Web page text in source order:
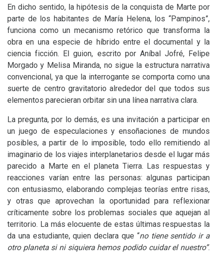
En dicho sentido, la hipótesis de la conquista de Marte por
parte de los habitantes de María Helena, los “Pampinos”,
funciona como un mecanismo retórico que transforma la
obra en una especie de híbrido entre el documental y la
ciencia ficción. El guion, escrito por Aníbal Jofré, Felipe
Morgado y Melisa Miranda, no sigue la estructura narrativa
convencional, ya que la interrogante se comporta como una
suerte de centro gravitatorio alrededor del que todos sus
elementos parecieran orbitar sin una línea narrativa clara.
La pregunta, por lo demás, es una invitación a participar en
un juego de especulaciones y ensoñaciones de mundos
posibles, a partir de lo imposible, todo ello remitiendo al
imaginario de los viajes interplanetarios desde el lugar más
parecido a Marte en el planeta Tierra. Las respuestas y
reacciones varían entre las personas: algunas participan
con entusiasmo, elaborando complejas teorías entre risas,
y otras que aprovechan la oportunidad para reflexionar
críticamente sobre los problemas sociales que aquejan al
territorio. La más elocuente de estas últimas respuestas la
da una estudiante, quien declara que “no tiene sentido ir a
otro planeta si ni siquiera hemos podido cuidar el nuestro”.